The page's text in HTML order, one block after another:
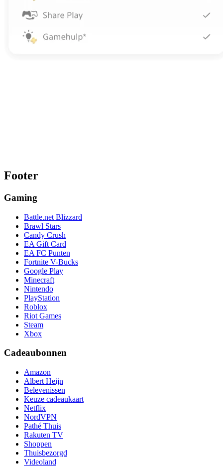
Footer
Gaming
Battle.net Blizzard
Brawl Stars
Candy Crush
EA Gift Card
EA FC Punten
Fortnite V-Bucks
Google Play
Minecraft
Nintendo
PlayStation
Roblox
Riot Games
Steam
Xbox
Cadeaubonnen
Amazon
Albert Heijn
Belevenissen
Keuze cadeaukaart
Netflix
NordVPN
Pathé Thuis
Rakuten TV
Shoppen
Thuisbezorgd
Videoland